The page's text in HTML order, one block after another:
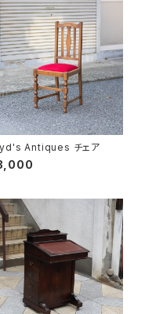
Antiques チェア